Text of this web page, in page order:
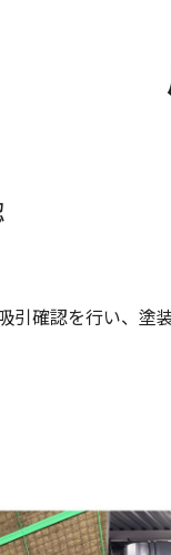
引確認を行い、塗